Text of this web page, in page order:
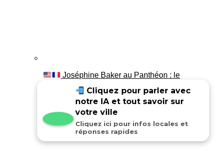
Joséphine Baker au Panthéon : le
Cliquez pour parler avec
notre IA et tout savoir sur
votre ville
Cliquez ici pour infos locales et
réponses rapides